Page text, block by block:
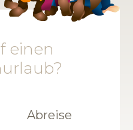
einen
Abreise